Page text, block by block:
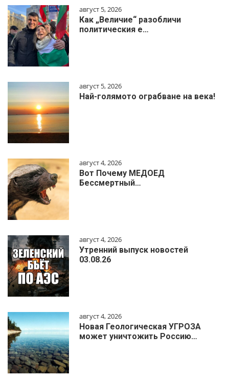
август 5, 2026
Как „Величие“ разобличи
политическия е…
август 5, 2026
Най-голямото ограбване на века!
август 4, 2026
Вот Почему МЕДОЕД
Бессмертный…
август 4, 2026
Утренний выпуск новостей
03.08.26
август 4, 2026
Новая Геологическая УГРОЗА
может уничтожить Россию…